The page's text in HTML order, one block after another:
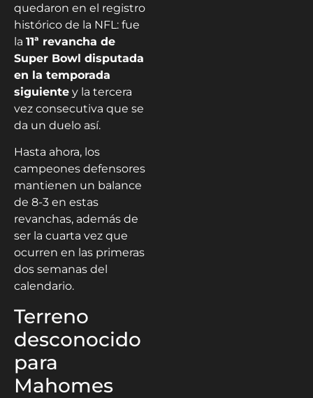
quedaron en el registro
histórico de la NFL: fue
la 11ª revancha de
Super Bowl disputada
en la temporada
siguiente y la tercera
vez consecutiva que se
da un duelo así.
Hasta ahora, los
campeones defensores
mantienen un balance
de 8-3 en estas
revanchas, además de
ser la cuarta vez que
ocurren en las primeras
dos semanas del
calendario.
Terreno
desconocido
para
Mahomes